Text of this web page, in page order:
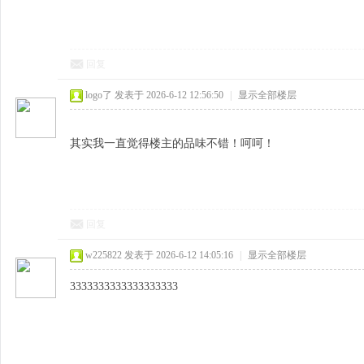
logo了 发表于 2026-6-12 12:56:50 显示全部楼层
其实我一直觉得楼主的品味不错！呵呵！
w225822 发表于 2026-6-12 14:05:16 显示全部楼层
3333333333333333333